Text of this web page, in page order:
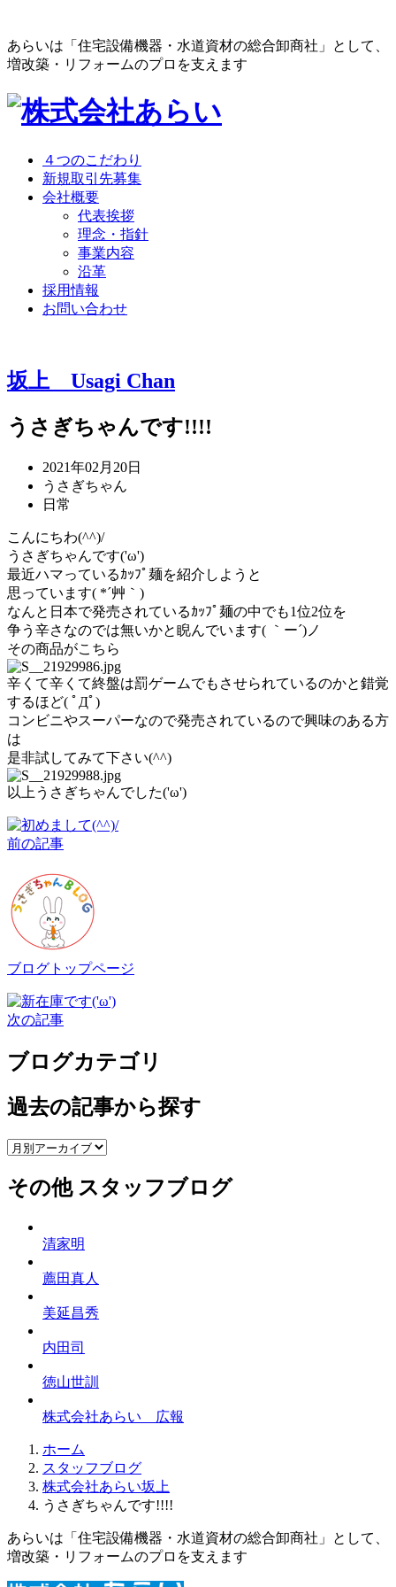
あらいは「住宅設備機器・水道資材の総合卸商社」として、
増改築・リフォームのプロを支えます
４つのこだわり
新規取引先募集
会社概要
代表挨拶
理念・指針
事業内容
沿革
採用情報
お問い合わせ
坂上 Usagi Chan
うさぎちゃんです!!!!
2021年02月20日
うさぎちゃん
日常
こんにちわ(^^)/
うさぎちゃんです('ω')
最近ハマっているｶｯﾌﾟ麺を紹介しようと
思っています( *´艸｀)
なんと日本で発売されているｶｯﾌﾟ麺の中でも1位2位を
争う辛さなのでは無いかと睨んでいます( ｀ー´)ノ
その商品がこちら
辛くて辛くて終盤は罰ゲームでもさせられているのかと錯覚
するほど( ﾟДﾟ)
コンビニやスーパーなので発売されているので興味のある方
は
是非試してみて下さい(^^)
以上うさぎちゃんでした('ω')
前の記事
ブログトップページ
次の記事
ブログカテゴリ
過去の記事から探す
その他 スタッフブログ
清家明
薦田真人
美延昌秀
内田司
徳山世訓
株式会社あらい 広報
ホーム
スタッフブログ
株式会社あらい坂上
うさぎちゃんです!!!!
あらいは「住宅設備機器・水道資材の総合卸商社」として、
増改築・リフォームのプロを支えます